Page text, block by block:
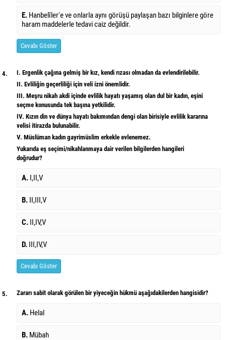
E. Hanbelîler'e ve onlarla aynı görüşü paylaşan bazı bilginlere göre
haram maddelerle tedavi caiz değildir.
Cevabı Göster
4.
I. Ergenlik çağına gelmiş bir kız, kendi rızası olmadan da evlendirilebilir.
II. Evliliğin geçerliliği için veli izni önemlidir.
III. Meşru nikah akdi içinde evlilik hayatı yaşamış olan dul bir kadın, eşini
seçme konusunda tek başına yetkilidir.
IV. Kızın din ve dünya hayatı bakımından dengi olan birisiyle evlilik kararına
velisi itirazda bulunabilir.
V. Müslüman kadın gayrimüslim erkekle evlenemez.
Yukarıda eş seçimi/nikahlanmaya dair verilen bilgilerden hangileri
doğrudur?
A. I,II,V
B. II,III,V
C. II,IV,V
D. III,IV,V
Cevabı Göster
5. Zararı sabit olarak görülen bir yiyeceğin hükmü aşağıdakilerden hangisidir?
A. Helal
B. Mübah